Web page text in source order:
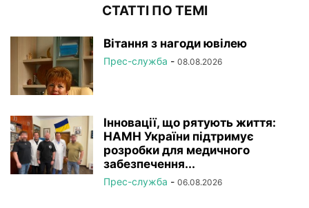
СТАТТІ ПО ТЕМІ
Вітання з нагоди ювілею
Прес-служба - 08.08.2026
Інновації, що рятують життя:
НАМН України підтримує
розробки для медичного
забезпечення...
Прес-служба - 06.08.2026